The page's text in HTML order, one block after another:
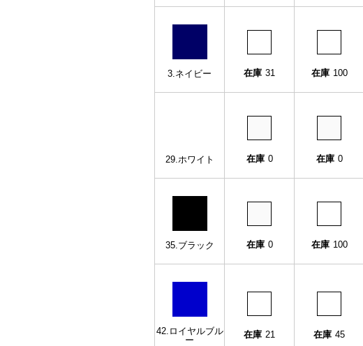
3.ネイビー 在庫 31 在庫 100
29.ホワイト 在庫 0 在庫 0
35.ブラック 在庫 0 在庫 100
42.ロイヤルブル
ー
在庫 21 在庫 45